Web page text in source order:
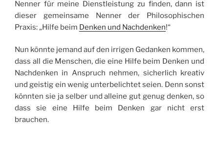
Nenner für meine Dienstleistung zu finden, dann ist
dieser gemeinsame Nenner der Philosophischen
Praxis: „Hilfe beim Denken und Nachdenken!“
Nun könnte jemand auf den irrigen Gedanken kommen,
dass all die Menschen, die eine Hilfe beim Denken und
Nachdenken in Anspruch nehmen, sicherlich kreativ
und geistig ein wenig unterbelichtet seien. Denn sonst
könnten sie ja selber und alleine gut genug denken, so
dass sie eine Hilfe beim Denken gar nicht erst
brauchen.